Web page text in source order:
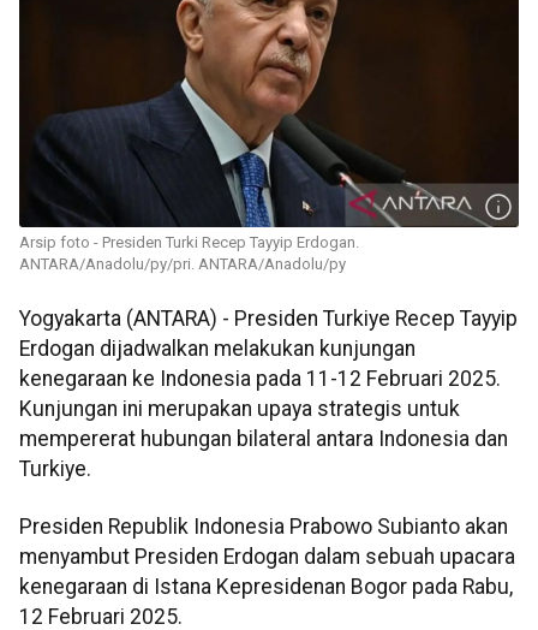
Arsip foto - Presiden Turki Recep Tayyip Erdogan.
ANTARA/Anadolu/py/pri. ANTARA/Anadolu/py
Yogyakarta (ANTARA) - Presiden Turkiye Recep Tayyip
Erdogan dijadwalkan melakukan kunjungan
kenegaraan ke Indonesia pada 11-12 Februari 2025.
Kunjungan ini merupakan upaya strategis untuk
mempererat hubungan bilateral antara Indonesia dan
Turkiye.
Presiden Republik Indonesia Prabowo Subianto akan
menyambut Presiden Erdogan dalam sebuah upacara
kenegaraan di Istana Kepresidenan Bogor pada Rabu,
12 Februari 2025.